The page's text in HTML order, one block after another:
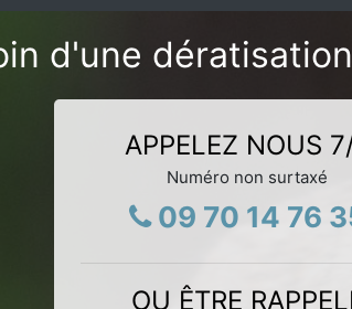
d'une
APPELEZ NOUS
Numéro non surtaxé
09 70 14 76
OU ÊTRE